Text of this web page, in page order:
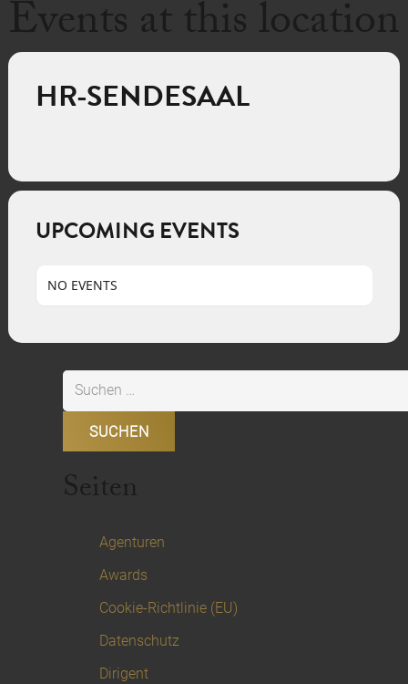
Events at this location
HR-SENDESAAL
UPCOMING EVENTS
NO EVENTS
Suchen
nach:
Seiten
Agenturen
Awards
Cookie-Richtlinie (EU)
Datenschutz
Dirigent